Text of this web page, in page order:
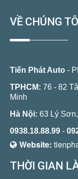
VỀ CHÚNG
Tiến Phát Auto -
TPHCM: 76 - 82
Minh
Hà Nội: 63 Lý
0938.18.88.99 -
Website:
THỜI GIAN